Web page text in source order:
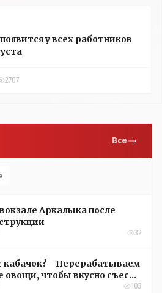
у всех работников
2707
Все
Аркалыка после
32
кабачок? - Перерабатываем
чтобы вкусно съесть
103